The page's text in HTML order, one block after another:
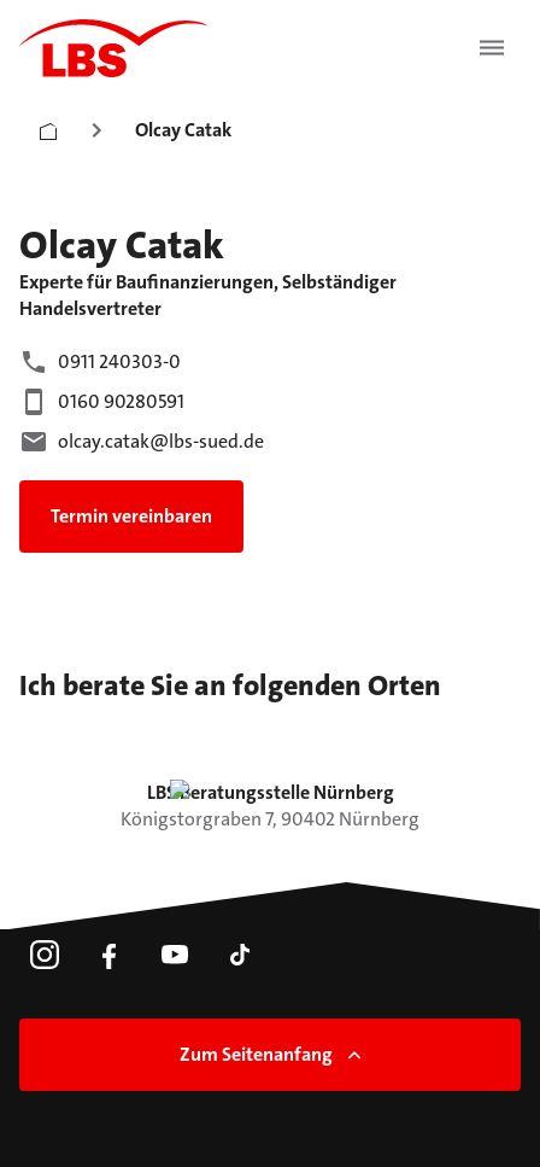
Olcay Catak
OlcayCatak
Experte für Baufinanzierungen, Selbständiger
Handelsvertreter
0911 240303-0
0160 90280591
olcay.catak@lbs-sued.de
Termin vereinbaren
Ich berate Sie an folgenden Orten
LBS Beratungsstelle Nürnberg
Königstorgraben7,90402Nürnberg
Zum Seitenanfang